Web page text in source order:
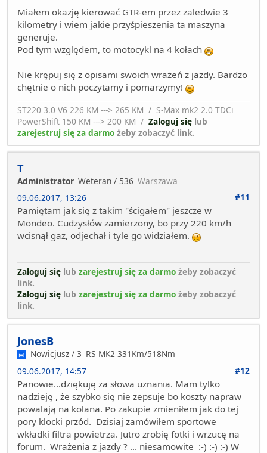
Miałem okazję kierować GTR-em przez zaledwie 3
kilometry i wiem jakie przyśpieszenia ta maszyna
generuje.
Pod tym względem, to motocykl na 4 kołach
Nie krępuj się z opisami swoich wrażeń z jazdy. Bardzo
chętnie o nich poczytamy i pomarzymy!
ST220 3.0 V6 226 KM ---> 265 KM / S-Max mk2 2.0 TDCi
PowerShift 150 KM ---> 200 KM / Zaloguj się lub
zarejestruj się za darmo żeby zobaczyć link.
T
Administrator Weteran / 536 Warszawa
09.06.2017, 13:26
#11
Pamiętam jak się z takim "ścigałem" jeszcze w
Mondeo. Cudzysłów zamierzony, bo przy 220 km/h
wcisnął gaz, odjechał i tyle go widziałem.
Zaloguj się lub zarejestruj się za darmo żeby zobaczyć
link.
Zaloguj się lub zarejestruj się za darmo żeby zobaczyć
link.
JonesB
Nowicjusz / 3 RS MK2 331Km/518Nm
09.06.2017, 14:57
#12
Panowie...dziękuję za słowa uznania. Mam tylko
nadzieję , że szybko się nie zepsuje bo koszty napraw
powalają na kolana. Po zakupie zmieniłem jak do tej
pory klocki przód. Dzisiaj zamówiłem sportowe
wkładki filtra powietrza. Jutro zrobię fotki i wrzucę na
forum. Wrażenia z jazdy ? ... niesamowite :-) :-) :-) W